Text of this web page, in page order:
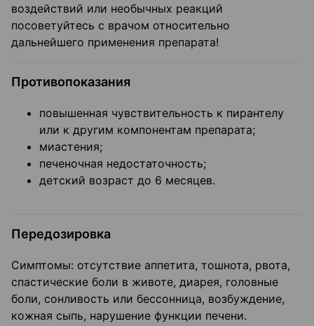
воздействий или необычных реакций
посоветуйтесь с врачом относительно
дальнейшего применения препарата!
Противопоказания
повышенная чувствительность к пирантелу
или к другим компонентам препарата;
миастения;
печеночная недостаточность;
детский возраст до 6 месяцев.
Передозировка
Симптомы: отсутствие аппетита, тошнота, рвота,
спастические боли в животе, диарея, головные
боли, сонливость или бессонница, возбуждение,
кожная сыпь, нарушение функции печени.